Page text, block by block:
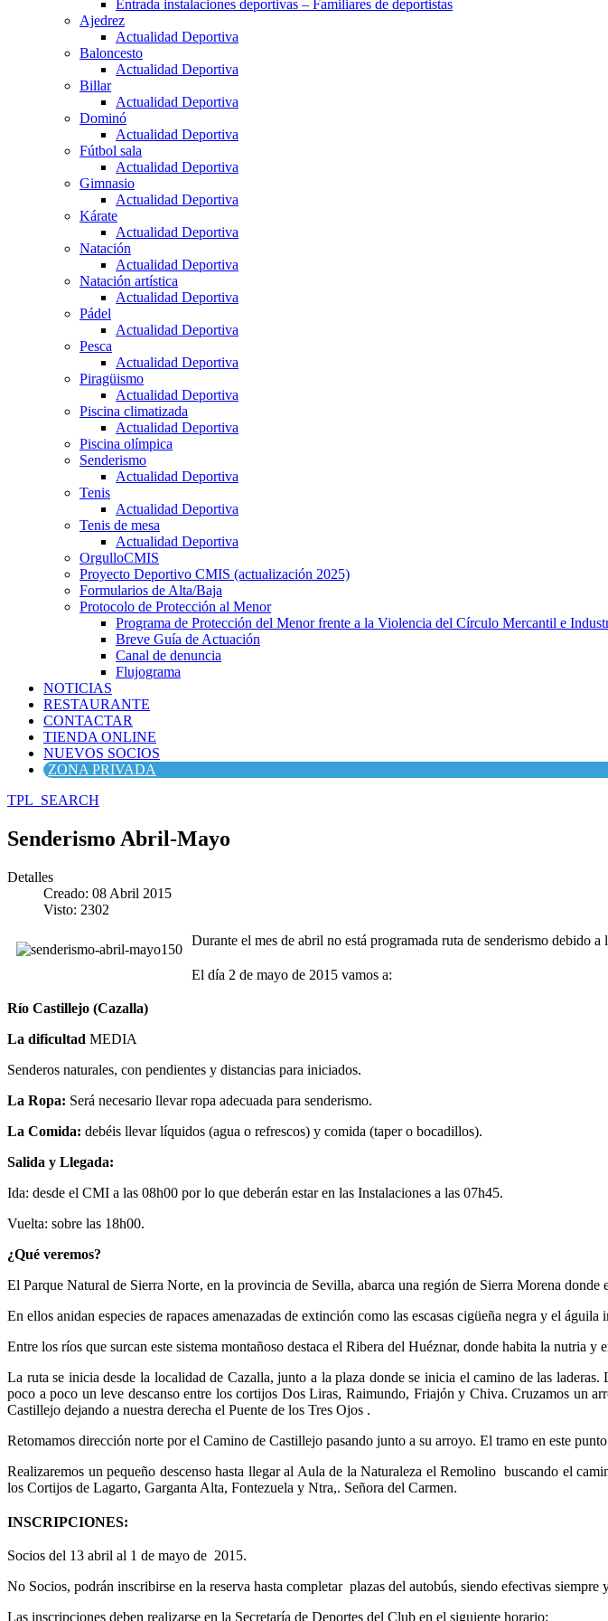
Entrada instalaciones deportivas – Familiares de deportistas
Ajedrez
Actualidad Deportiva
Baloncesto
Actualidad Deportiva
Billar
Actualidad Deportiva
Dominó
Actualidad Deportiva
Fútbol sala
Actualidad Deportiva
Gimnasio
Actualidad Deportiva
Kárate
Actualidad Deportiva
Natación
Actualidad Deportiva
Natación artística
Actualidad Deportiva
Pádel
Actualidad Deportiva
Pesca
Actualidad Deportiva
Piragüismo
Actualidad Deportiva
Piscina climatizada
Actualidad Deportiva
Piscina olímpica
Senderismo
Actualidad Deportiva
Tenis
Actualidad Deportiva
Tenis de mesa
Actualidad Deportiva
OrgulloCMIS
Proyecto Deportivo CMIS (actualización 2025)
Formularios de Alta/Baja
Protocolo de Protección al Menor
Programa de Protección del Menor frente a la Violencia del Círculo Mercantil e
Breve Guía de Actuación
Canal de denuncia
Flujograma
NOTICIAS
RESTAURANTE
CONTACTAR
TIENDA ONLINE
NUEVOS SOCIOS
ZONA PRIVADA
TPL_SEARCH
Senderismo Abril-Mayo
Detalles
Creado: 08 Abril 2015
Visto: 2302
Durante el mes de abril no está programada ruta de senderismo debido
El día 2 de mayo de 2015 vamos a:
Río Castillejo (Cazalla)
La dificultad MEDIA
Senderos naturales, con pendientes y distancias para iniciados.
La Ropa: Será necesario llevar ropa adecuada para senderismo.
La Comida: debéis llevar líquidos (agua o refrescos) y comida (taper o bocadillos).
Salida y Llegada:
Ida: desde el CMI a las 08h00 por lo que deberán estar en las Instalaciones a las 07h45.
Vuelta: sobre las 18h00.
¿Qué veremos?
El Parque Natural de Sierra Norte, en la provincia de Sevilla, abarca una región de Sierra Morena
En ellos anidan especies de rapaces amenazadas de extinción como las escasas cigüeña negra y el águila
Entre los ríos que surcan este sistema montañoso destaca el Ribera del Huéznar, donde habita la nutria y
La ruta se inicia desde la localidad de Cazalla, junto a la plaza donde se inicia el camino de las
poco a poco un leve descanso entre los cortijos Dos Liras, Raimundo, Friajón y Chiva. Cruzamos un
Castillejo dejando a nuestra derecha el Puente de los Tres Ojos .
Retomamos dirección norte por el Camino de Castillejo pasando junto a su arroyo. El tramo en este
Realizaremos un pequeño descenso hasta llegar al Aula de la Naturaleza el Remolino buscando el
los Cortijos de Lagarto, Garganta Alta, Fontezuela y Ntra,. Señora del Carmen.
INSCRIPCIONES:
Socios del 13 abril al 1 de mayo de 2015.
No Socios, podrán inscribirse en la reserva hasta completar plazas del autobús, siendo efectivas siempre
Las inscripciones deben realizarse en la Secretaría de Deportes del Club en el siguiente horario: